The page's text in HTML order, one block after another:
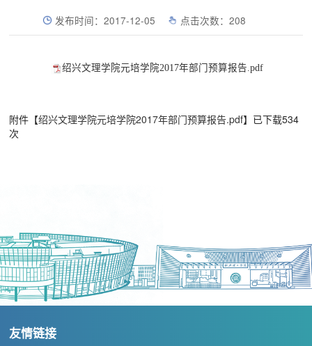
发布时间：2017-12-05 点击次数：208
绍兴文理学院元培学院2017年部门预算报告.pdf
附件【绍兴文理学院元培学院2017年部门预算报告.pdf】已下载534
次
友情链接